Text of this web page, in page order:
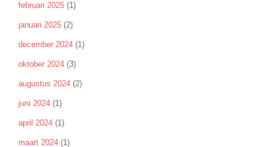
februari 2025 (1)
januari 2025 (2)
december 2024 (1)
oktober 2024 (3)
augustus 2024 (2)
juni 2024 (1)
april 2024 (1)
maart 2024 (1)